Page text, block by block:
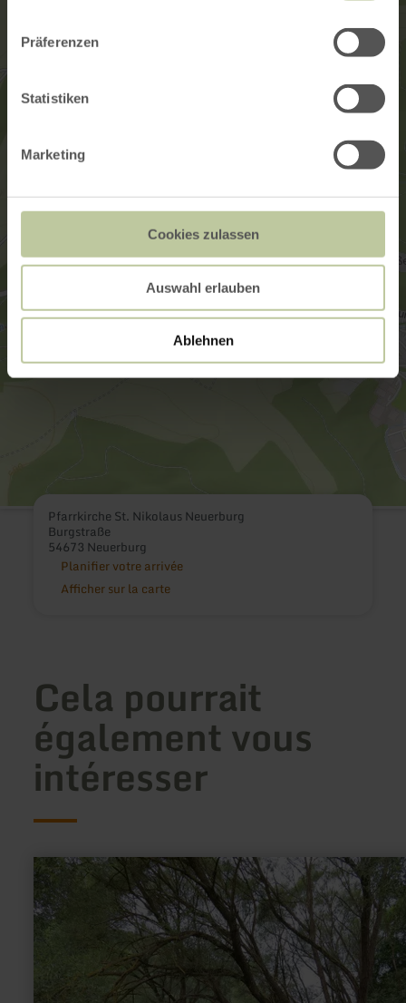
Präferenzen
Statistiken
Marketing
Cookies zulassen
Auswahl erlauben
Ablehnen
Pfarrkirche St. Nikolaus Neuerburg
Burgstraße
54673 Neuerburg
Planifier votre arrivée
Afficher sur la carte
Cela pourrait
également vous
intéresser
en
savoir
plus
sur
:
in
Hausten-